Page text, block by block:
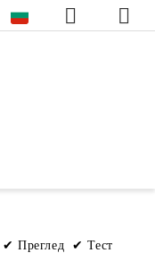
✔ Преглед ✔ Тест